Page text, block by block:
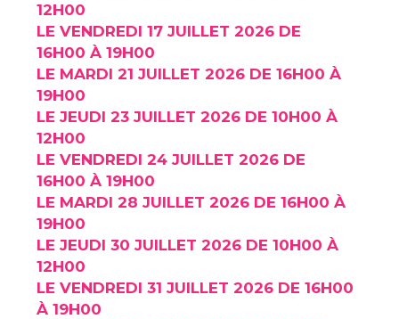
12H00
LE VENDREDI 17 JUILLET 2026 DE
16H00 À 19H00
LE MARDI 21 JUILLET 2026 DE 16H00 À
19H00
LE JEUDI 23 JUILLET 2026 DE 10H00 À
12H00
LE VENDREDI 24 JUILLET 2026 DE
16H00 À 19H00
LE MARDI 28 JUILLET 2026 DE 16H00 À
19H00
LE JEUDI 30 JUILLET 2026 DE 10H00 À
12H00
LE VENDREDI 31 JUILLET 2026 DE 16H00
À 19H00